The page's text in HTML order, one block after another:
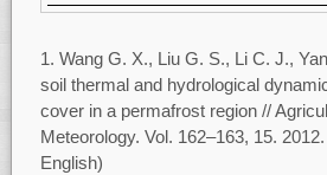
Wang G. X., Liu G. S., Li C. J.,
soil thermal and hydrological
cover in a permafrost region //
Meteorology. Vol. 162–163, 15.
English)